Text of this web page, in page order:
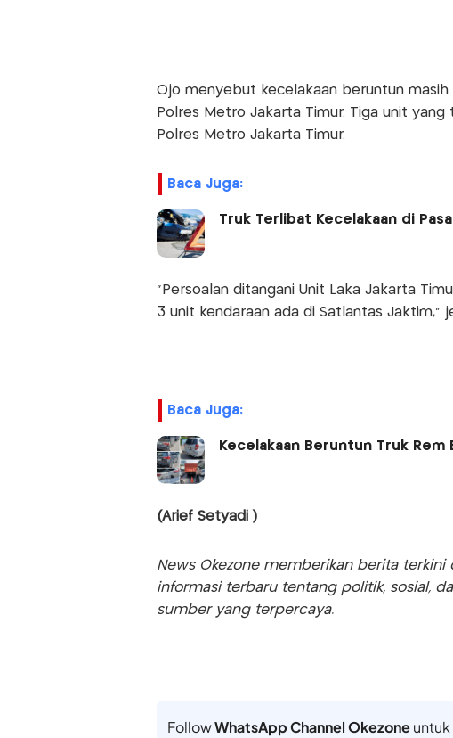
Ojo menyebut kecelakaan beruntun masih
Polres Metro Jakarta Timur. Tiga unit
Polres Metro Jakarta Timur.
Baca Juga:
Truk Terlibat Kecelakaan di
"Persoalan ditangani Unit Laka Jakarta
3 unit kendaraan ada di Satlantas Jaktim,"
Baca Juga:
Kecelakaan Beruntun Truk
(Arief Setyadi )
News Okezone memberikan berita
informasi terbaru tentang politik, sosial,
sumber yang terpercaya.
FollowWhatsApp Channel Okezoneuntuk